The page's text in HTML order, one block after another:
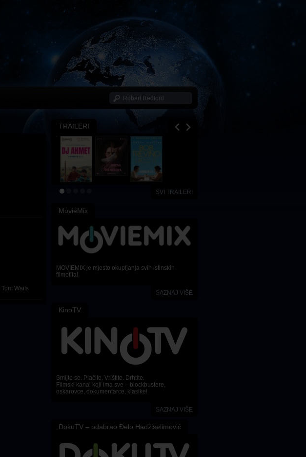
Tom Waits
TRAILERI
SVI TRAILERI
MovieMix
MOVIEMIX je mjesto okupljanja svih istinskih
filmofila!
SAZNAJ VIŠE
KinoTV
Smijte se. Plačite. Vrištite. Drhtite.
Filmski kanal koji ima sve – blockbustere,
oskarovce, dokumentarce, klasike!
SAZNAJ VIŠE
DokuTV – odabrao Đelo Hadžiselimović